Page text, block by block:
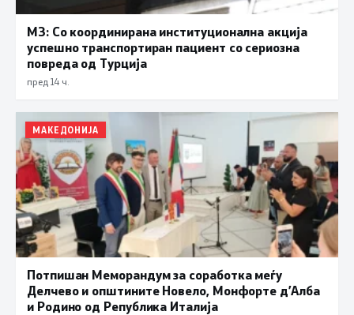
МЗ: Со координирана институционална акција
успешно транспортиран пациент со сериозна
повреда од Турција
пред 14 ч.
МАКЕДОНИЈА
Потпишан Меморандум за соработка меѓу
Делчево и општините Новело, Монфорте д’Алба
и Родино од Република Италија